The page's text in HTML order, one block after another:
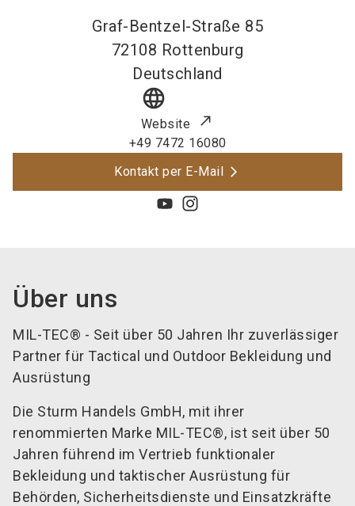
Graf-Bentzel-Straße 85
72108 Rottenburg
Deutschland
language
Website
+49 7472 16080
Kontakt per E-Mail
Über uns
MIL-TEC® - Seit über 50 Jahren Ihr zuverlässiger
Partner für Tactical und Outdoor Bekleidung und
Ausrüstung
Die Sturm Handels GmbH, mit ihrer
renommierten Marke MIL-TEC®, ist seit über 50
Jahren führend im Vertrieb funktionaler
Bekleidung und taktischer Ausrüstung für
Behörden, Sicherheitsdienste und Einsatzkräfte